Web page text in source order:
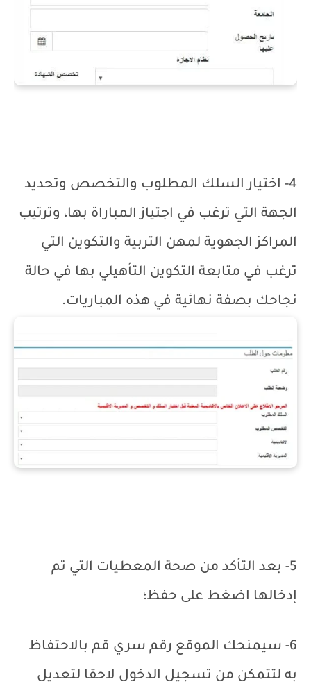
4- اختيار السلك المطلوب والتخصص وتحديد
الجهة التي ترغب في اجتياز المباراة بها، وترتيب
المراكز الجهوية لمهن التربية والتكوين التي
ترغب في متابعة التكوين التأهيلي بها في حالة
نجاحك بصفة نهائية في هذه المباريات.
5-
بعد التأكد من صحة المعطيات التي تم
إدخالها اضغط على حفظ؛
6- سيمنحك الموقع رقم سري قم بالاحتفاظ
به لتتمكن من تسجيل الدخول لاحقا لتعديل